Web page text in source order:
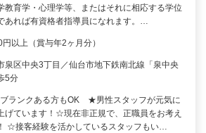
教育学・心理学等、またはそれに相応する学位
あれば有資格者指導員になれます。…
以上（賞与年2ヶ月分）
泉区中央3丁目／仙台市地下鉄南北線「泉中央
5分
ランクある方もOK ★男性スタッフが元気に
げています！☆現在非正規で、正職員をお考え
☆接客経験を活かしているスタッフもい…